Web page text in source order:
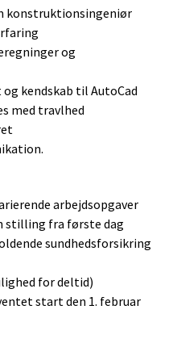
konstruktionsingeniør
og
kendskab til AutoCad
med travlhed
arbejdsopgaver
stilling fra første dag
sundhedsforsikring
for deltid)
start den 1. februar